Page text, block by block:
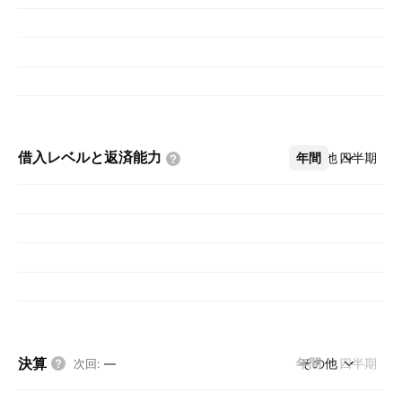
借入レベルと返済能力 年間 四半期
その他
決算 次回: — 年間 四半期
その他